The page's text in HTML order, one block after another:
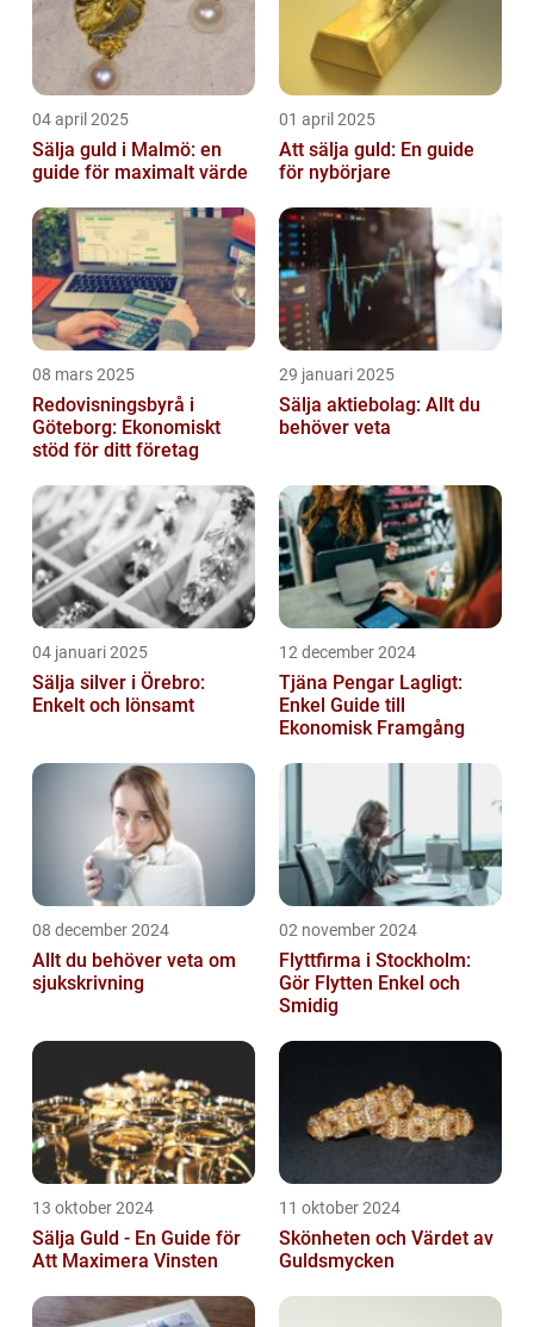
04 april 2025
Sälja guld i Malmö: en
guide för maximalt värde
01 april 2025
Att sälja guld: En guide
för nybörjare
08 mars 2025
Redovisningsbyrå i
Göteborg: Ekonomiskt
stöd för ditt företag
29 januari 2025
Sälja aktiebolag: Allt du
behöver veta
04 januari 2025
Sälja silver i Örebro:
Enkelt och lönsamt
12 december 2024
Tjäna Pengar Lagligt:
Enkel Guide till
Ekonomisk Framgång
08 december 2024
Allt du behöver veta om
sjukskrivning
02 november 2024
Flyttfirma i Stockholm:
Gör Flytten Enkel och
Smidig
13 oktober 2024
Sälja Guld - En Guide för
Att Maximera Vinsten
11 oktober 2024
Skönheten och Värdet av
Guldsmycken